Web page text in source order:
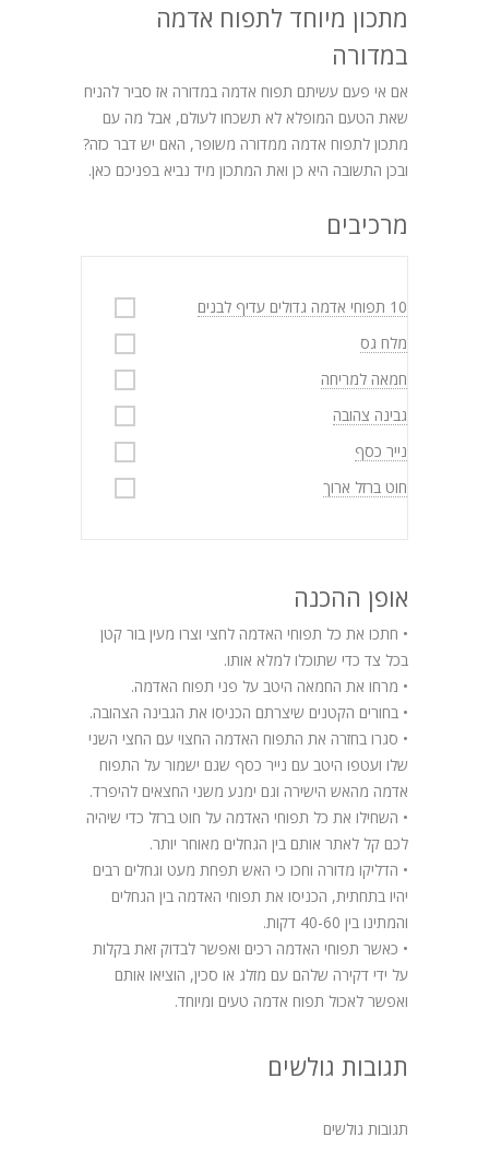
מתכון מיוחד לתפוח אדמה
במדורה
אם אי פעם עשיתם תפוח אדמה במדורה אז סביר להניח
שאת הטעם המופלא לא תשכחו לעולם, אבל מה עם
מתכון לתפוח אדמה ממדורה משופר, האם יש דבר כזה?
ובכן התשובה היא כן ואת המתכון מיד נביא בפניכם כאן.
מרכיבים
10 תפוחי אדמה גדולים עדיף לבנים
מלח גס
חמאה למריחה
גבינה צהובה
נייר כסף
חוט ברזל ארוך
אופן ההכנה
• חתכו את כל תפוחי האדמה לחצי וצרו מעין בור קטן
בכל צד כדי שתוכלו למלא אותו.
• מרחו את החמאה היטב על פני תפוח האדמה.
• בחורים הקטנים שיצרתם הכניסו את הגבינה הצהובה.
• סגרו בחזרה את התפוח האדמה החצוי עם החצי השני
שלו ועטפו היטב עם נייר כסף שגם ישמור על התפוח
אדמה מהאש הישירה וגם ימנע משני החצאים להיפרד.
• השחילו את כל תפוחי האדמה על חוט ברזל כדי שיהיה
לכם קל לאתר אותם בין הגחלים מאוחר יותר.
• הדליקו מדורה וחכו כי האש תפחת מעט וגחלים רבים
יהיו בתחתית, הכניסו את תפוחי האדמה בין הגחלים
והמתינו בין 40-60 דקות.
• כאשר תפוחי האדמה רכים ואפשר לבדוק זאת בקלות
על ידי דקירה שלהם עם מזלג או סכין, הוציאו אותם
ואפשר לאכול תפוח אדמה טעים ומיוחד.
תגובות גולשים
תגובות גולשים